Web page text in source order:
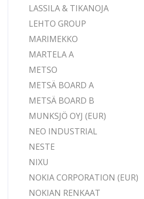
LASSILA & TIKANOJA
LEHTO GROUP
MARIMEKKO
MARTELA A
METSO
METSÄ BOARD A
METSÄ BOARD B
MUNKSJÖ OYJ (EUR)
NEO INDUSTRIAL
NESTE
NIXU
NOKIA CORPORATION (EUR)
NOKIAN RENKAAT